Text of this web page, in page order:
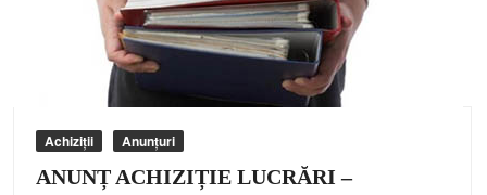
Achiziții Anunțuri
ANUNȚ ACHIZIȚIE LUCRĂRI –